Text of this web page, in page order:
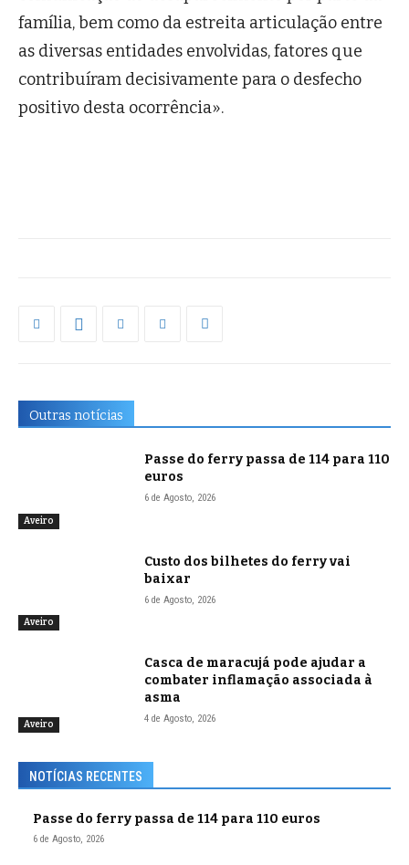
família, bem como da estreita articulação entre
as diversas entidades envolvidas, fatores que
contribuíram decisivamente para o desfecho
positivo desta ocorrência».
Outras notícias
Aveiro
Passe do ferry passa de 114 para 110
euros
6 de Agosto, 2026
Aveiro
Custo dos bilhetes do ferry vai
baixar
6 de Agosto, 2026
Aveiro
Casca de maracujá pode ajudar a
combater inflamação associada à
asma
4 de Agosto, 2026
NOTÍCIAS RECENTES
Passe do ferry passa de 114 para 110 euros
6 de Agosto, 2026